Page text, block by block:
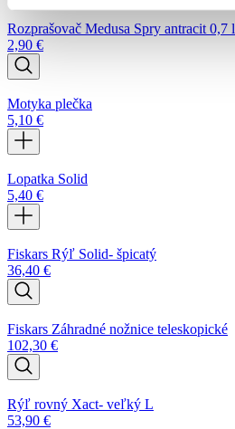
Rozprašovač Medusa Spry antracit 0,7 l
2,90 €
Motyka plečka
5,10 €
Lopatka Solid
5,40 €
Fiskars Rýľ Solid- špicatý
36,40 €
Fiskars Záhradné nožnice teleskopické
102,30 €
Rýľ rovný Xact- veľký L
53,90 €